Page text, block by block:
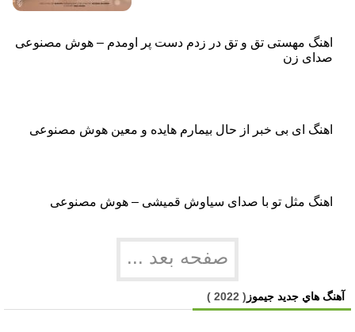
اهنگ مهستی تق و‌ تق در زدم دست‌ پر اومدم – هوش مصنوعی
صدای زن
اهنگ ای بی خبر از حال بیمارم هایده و معین هوش مصنوعی
اهنگ مثل تو با صدای سیاوش قمیشی – هوش مصنوعی
صفحه بعد ...
آهنگ هاي جديد جیموز( 2022 )